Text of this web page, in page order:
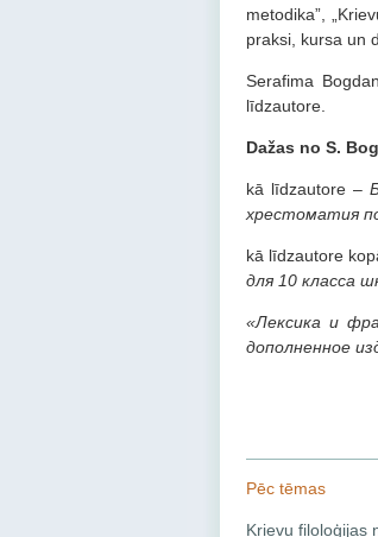
metodika”,
praksi, kursa un
Serafima
līdzautore.
Dažas no S.
kā līdzautore –
хрестоматия
kā līdzautore
для 10 класса
«Лексика и
дополненное
Pēc tēmas
Krievu filoloģijas